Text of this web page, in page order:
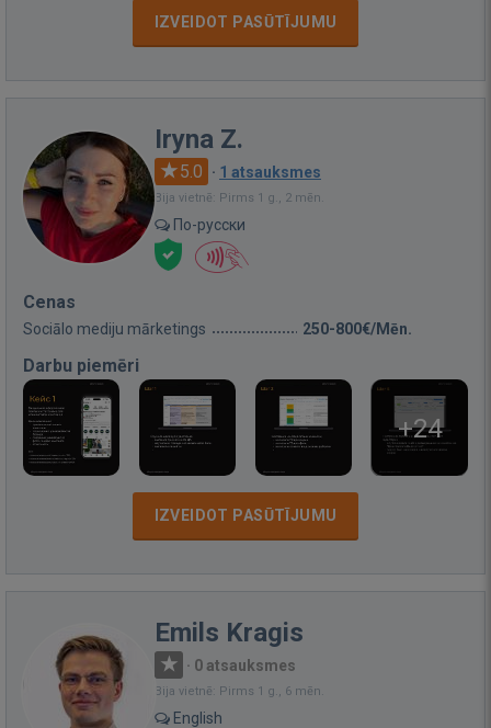
IZVEIDOT PASŪTĪJUMU
Iryna Z.
5.0 · 1 atsauksmes
Bija vietnē: Pirms 1 g., 2 mēn.
По-русски
Cenas
Sociālo mediju mārketings 250-800€/Mēn.
Darbu piemēri
+24
IZVEIDOT PASŪTĪJUMU
Emils Kragis
· 0 atsauksmes
Bija vietnē: Pirms 1 g., 6 mēn.
English